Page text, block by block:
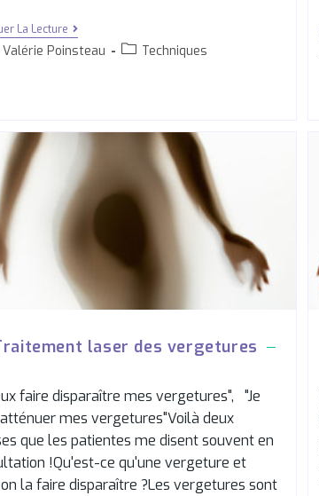
La Lecture
Valérie Poinsteau Techniques
laser des vergetures
faire disparaître mes vergetures", "Je
mes vergetures"Voilà deux
que les patientes me disent souvent en
!Qu'est-ce qu'une vergeture et
la faire disparaître ?Les vergetures sont